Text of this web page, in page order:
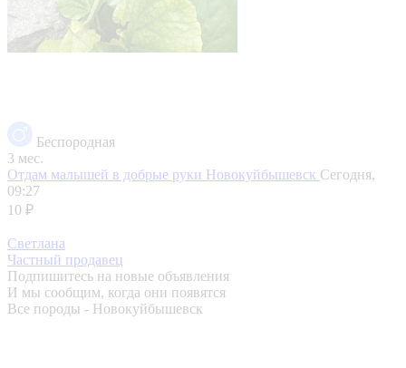
Беспородная
3 мес.
Отдам малышей в добрые руки Новокуйбышевск Сегодня,
09:27
10 ₽
Светлана
Частный продавец
Подпишитесь на новые объявления
И мы сообщим, когда они появятся
Все породы - Новокуйбышевск